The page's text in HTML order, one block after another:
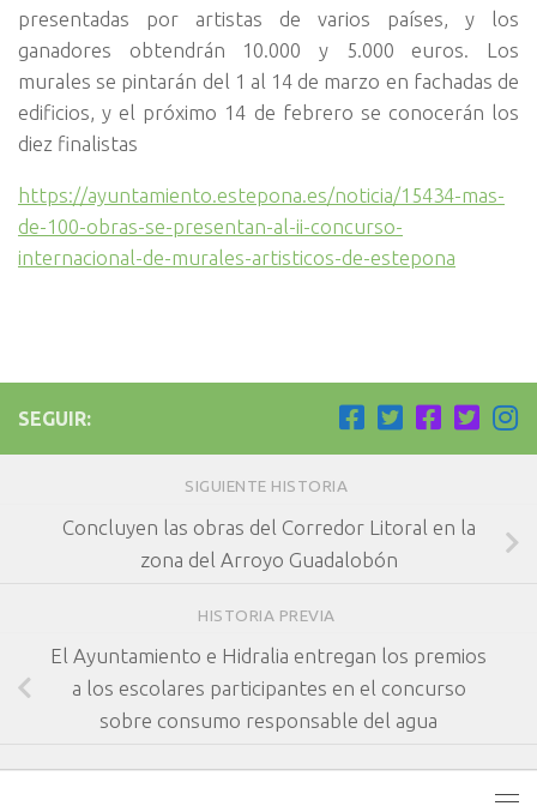
presentadas por artistas de varios países, y los
ganadores obtendrán 10.000 y 5.000 euros. Los
murales se pintarán del 1 al 14 de marzo en fachadas de
edificios, y el próximo 14 de febrero se conocerán los
diez finalistas
https://ayuntamiento.estepona.es/noticia/15434-mas-
de-100-obras-se-presentan-al-ii-concurso-
internacional-de-murales-artisticos-de-estepona
SEGUIR:
SIGUIENTE HISTORIA
Concluyen las obras del Corredor Litoral en la
zona del Arroyo Guadalobón
HISTORIA PREVIA
El Ayuntamiento e Hidralia entregan los premios
a los escolares participantes en el concurso
sobre consumo responsable del agua